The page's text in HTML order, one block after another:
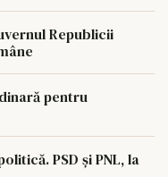
Republicii
pentru
PSD și PNL, la